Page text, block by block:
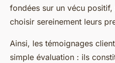
fondées sur un vécu
choisir sereinement leurs
Ainsi, les témoignages
simple évaluation : ils